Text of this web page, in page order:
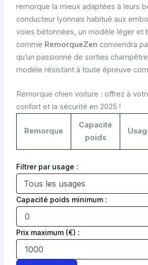
remorque la mieux adaptées à leurs
conducteur lyonnais habitué aux
voies bétonnées, un modèle léger et
comme RemorqueZen conviendra
qu’un passionné de sorties
modèle résistant à toute épreuve
Remorque chien voiture : offrez à
confort et la sécurité en 2025 !
e
u
c
m
a
Remorque
Capacité
poids
Filtrer par usage :
Capacité poids minimum :
Prix maximum (€) :